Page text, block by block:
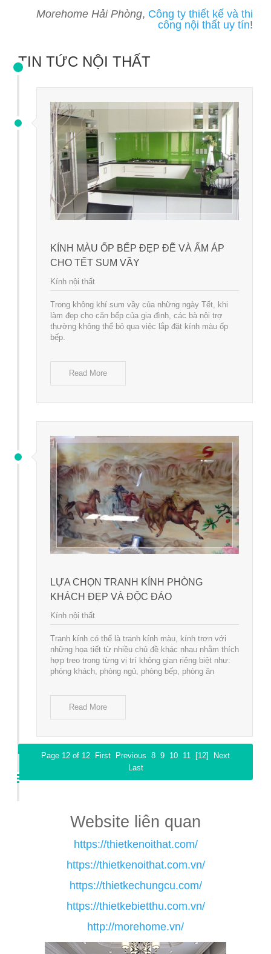
Morehome Hải Phòng, Công ty thiết kế và thi
công nội thất uy tín!
TIN TỨC NỘI THẤT
KÍNH MÀU ỐP BẾP ĐẸP ĐẼ VÀ ẤM ÁP
CHO TẾT SUM VẦY
Kính nội thất
Trong không khí sum vầy của những ngày Tết, khi
làm đẹp cho căn bếp của gia đình, các bà nội trợ
thường không thể bỏ qua việc lắp đặt kính màu ốp
bếp.
Read More
LỰA CHỌN TRANH KÍNH PHÒNG
KHÁCH ĐẸP VÀ ĐỘC ĐÁO
Kính nội thất
Tranh kính có thể là tranh kính màu, kính trơn với
những họa tiết từ nhiều chủ đề khác nhau nhằm thích
hợp treo trong từng vị trí không gian riêng biệt như:
phòng khách, phòng ngủ, phòng bếp, phòng ăn
Read More
Page 12 of 12 First Previous 8 9 10 11 [12]
Next
Last
Website liên quan
https://thietkenoithat.com/
https://thietkenoithat.com.vn/
https://thietkechungcu.com/
https://thietkebietthu.com.vn/
http://morehome.vn/